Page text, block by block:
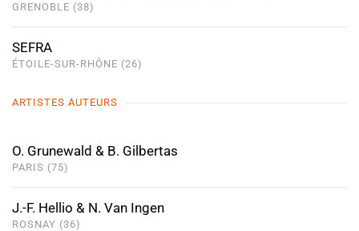
GRENOBLE (38)
SEFRA
ÉTOILE-SUR-RHÔNE (26)
ARTISTES AUTEURS
O. Grunewald & B. Gilbertas
PARIS (75)
J.-F. Hellio & N. Van Ingen
ROSNAY (36)